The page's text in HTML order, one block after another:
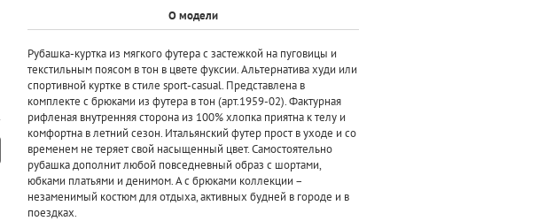
О модели
Рубашка-куртка из мягкого футера с застежкой на пуговицы и
текстильным поясом в тон в цвете фуксии. Альтернатива худи или
спортивной куртке в стиле sport-casual. Представлена в
комплекте с брюками из футера в тон (арт.1959-02). Фактурная
рифленая внутренняя сторона из 100% хлопка приятна к телу и
комфортна в летний сезон. Итальянский футер прост в уходе и со
временем не теряет свой насыщенный цвет. Самостоятельно
рубашка дополнит любой повседневный образ с шортами,
юбками платьями и денимом. А с брюками коллекции –
незаменимый костюм для отдыха, активных будней в городе и в
поездках.